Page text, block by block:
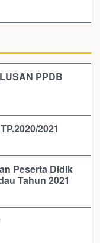
PPDB
2021
Peserta Didik
Tahun 2021